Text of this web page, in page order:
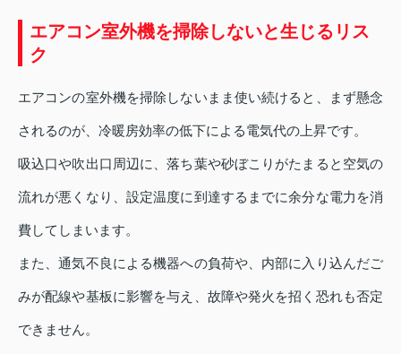
エアコン室外機を掃除しないと生じるリス
ク
エアコンの室外機を掃除しないまま使い続けると、まず懸念
されるのが、冷暖房効率の低下による電気代の上昇です。
吸込口や吹出口周辺に、落ち葉や砂ぼこりがたまると空気の
流れが悪くなり、設定温度に到達するまでに余分な電力を消
費してしまいます。
また、通気不良による機器への負荷や、内部に入り込んだご
みが配線や基板に影響を与え、故障や発火を招く恐れも否定
できません。